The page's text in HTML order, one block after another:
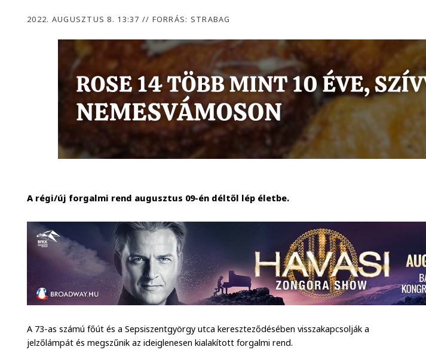
2022. AUGUSZTUS 8. 13:37 // FORRÁS: STRABAG
A régi/új forgalmi rend augusztus 09-én déltől lép életbe.
A 73-as számú főút és a Sepsiszentgyörgy utca kereszteződésében visszakapcsolják a
jelzőlámpát és megszűnik az ideiglenesen kialakított forgalmi rend.